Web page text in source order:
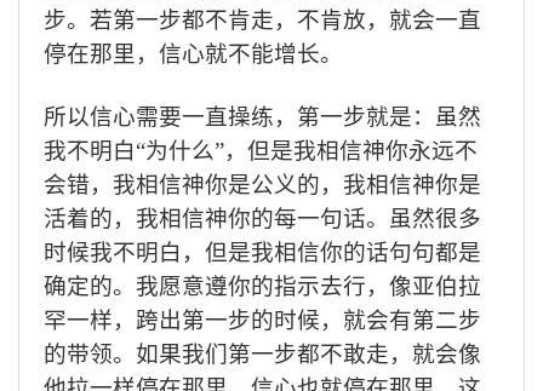
步。若第一步都不肯走，不肯放，就会一直
停在那里，信心就不能增长。
所以信心需要一直操练，第一步就是：虽然
我不明白“为什么”，但是我相信神你永远不
会错，我相信神你是公义的，我相信神你是
活着的，我相信神你的每一句话。虽然很多
时候我不明白，但是我相信你的话句句都是
确定的。我愿意遵你的指示去行，像亚伯拉
罕一样，跨出第一步的时候，就会有第二步
的带领。如果我们第一步都不敢走，就会像